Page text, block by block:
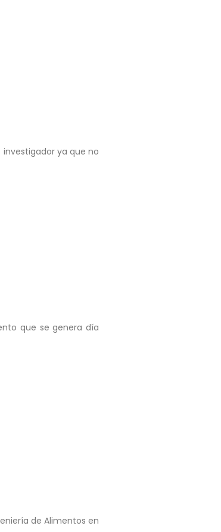
ya que no
que se genera día
de Alimentos en